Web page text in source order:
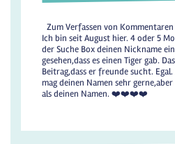
Zum Verfassen von
Ich bin seit August hier. 4 oder 5
der Suche Box deinen Nickname
gesehen,dass es einen Tiger gab.
Beitrag,dass er freunde sucht.
mag deinen Namen sehr
als deinen Namen. ❤️❤️❤️❤️